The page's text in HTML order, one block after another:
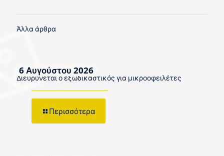
Άλλα άρθρα
6 Αυγούστου 2026
Διευρύνεται ο εξωδικαστικός για μικροοφειλέτες
Περισσότερα